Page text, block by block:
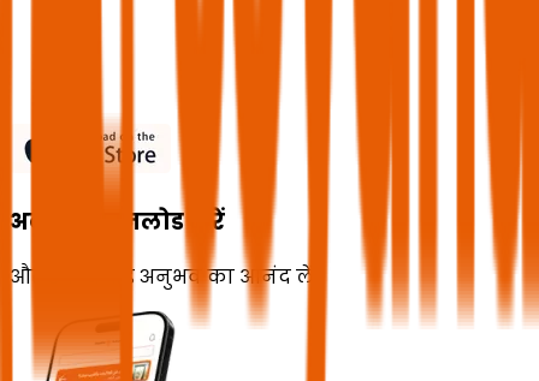
अब ऐप डाउनलोड करें
और एक बेजोड़ अनुभव का आनंद लें!